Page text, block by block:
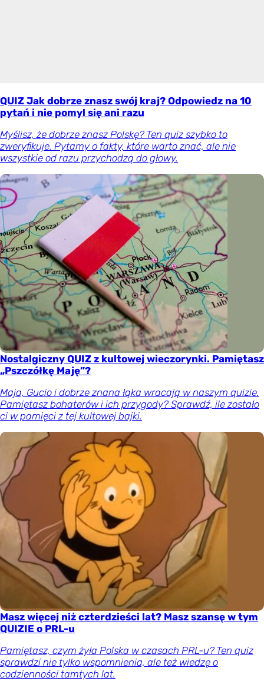
QUIZ Jak dobrze znasz swój kraj? Odpowiedz na 10
pytań i nie pomyl się ani razu
Myślisz, że dobrze znasz Polskę? Ten quiz szybko to
zweryfikuje. Pytamy o fakty, które warto znać, ale nie
wszystkie od razu przychodzą do głowy.
Nostalgiczny QUIZ z kultowej wieczorynki. Pamiętasz
„Pszczółkę Maję”?
Maja, Gucio i dobrze znana łąka wracają w naszym quizie.
Pamiętasz bohaterów i ich przygody? Sprawdź, ile zostało
ci w pamięci z tej kultowej bajki.
Masz więcej niż czterdzieści lat? Masz szansę w tym
QUIZIE o PRL-u
Pamiętasz, czym żyła Polska w czasach PRL-u? Ten quiz
sprawdzi nie tylko wspomnienia, ale też wiedzę o
codzienności tamtych lat.